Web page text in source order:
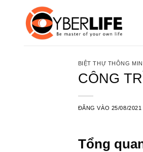
BIỆT THỰ THÔNG
CÔNG
ĐĂNG VÀO 25/08/2021
Tổng